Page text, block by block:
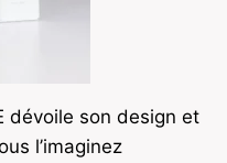
dévoile son design et
l’imaginez